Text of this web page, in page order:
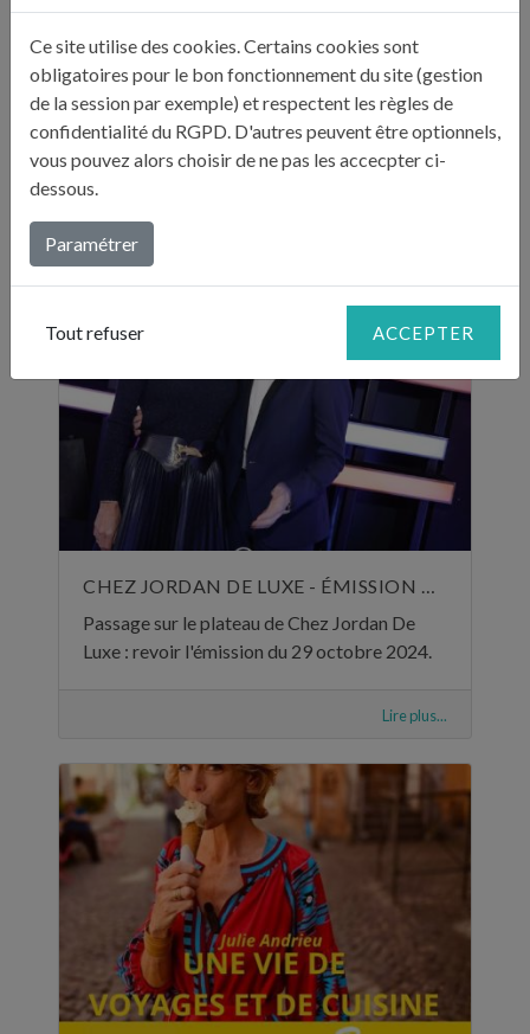
"Sur ses réseaux, Julie Andrieu nous emmène
en Italie pendant cinq semaines à la
découverte de différentes villes. Entre
adresses culturelles, musées, ...
Passage sur le plateau de Chez Jordan De
Luxe : revoir l'émission du 29 octobre 2024.
Lire plus...
Ce site utilise des cookies. Certains cookies sont
obligatoires pour le bon fonctionnement du site (gestion
de la session par exemple) et respectent les règles de
confidentialité du RGPD. D'autres peuvent être optionnels,
vous pouvez alors choisir de ne pas les accecpter ci-
dessous.
Paramétrer
Tout refuser ACCEPTER